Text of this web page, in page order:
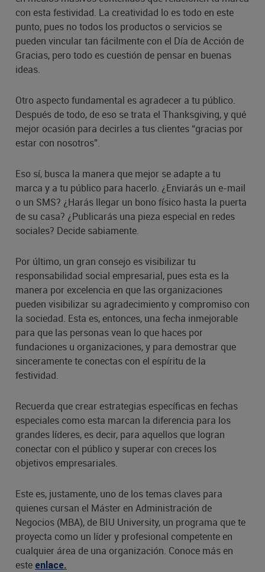
con esta festividad. La creatividad lo es todo en este
punto, pues no todos los productos o servicios se
pueden vincular tan fácilmente con el Día de Acción de
Gracias, pero todo es cuestión de pensar en buenas
ideas.
Otro aspecto fundamental es agradecer a tu público.
Después de todo, de eso se trata el Thanksgiving, y qué
mejor ocasión para decirles a tus clientes “gracias por
estar con nosotros”.
Eso sí, busca la manera que mejor se adapte a tu
marca y a tu público para hacerlo. ¿Enviarás un e-mail
o un SMS? ¿Harás llegar un bono físico hasta la puerta
de su casa? ¿Publicarás una pieza especial en redes
sociales? Decide sabiamente.
Por último, un gran consejo es visibilizar tu
responsabilidad social empresarial, pues esta es la
manera por excelencia en que las organizaciones
pueden visibilizar su agradecimiento y compromiso con
la sociedad. Esta es, entonces, una fecha inmejorable
para que las personas vean lo que haces por
fundaciones u organizaciones, y para demostrar que
sinceramente te conectas con el espíritu de la
festividad.
Recuerda que crear estrategias específicas en fechas
especiales como esta marcan la diferencia para los
grandes líderes, es decir, para aquellos que logran
conectar con el público y superar con creces los
objetivos empresariales.
Este es, justamente, uno de los temas claves para
quienes cursan el Máster en Administración de
Negocios (MBA), de BIU University, un programa que te
proyecta como un líder y profesional competente en
cualquier área de una organización. Conoce más en
este enlace.